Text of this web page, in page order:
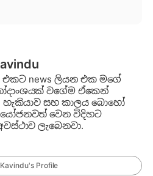
එකට news ලියන එක මගේ
වගේම ඒකෙන්
හැකියාව සහ කාලය බොහෝ
වෙන විදිහට
ලැබෙනවා.
Profile